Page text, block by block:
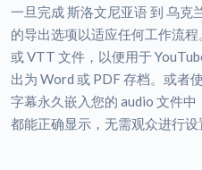
一旦完成 斯洛文尼亚语 到 乌克
的导出选项以适应任何工作流
或 VTT 文件，以便用于
出为 Word 或 PDF 存档。或者
字幕永久嵌入您的 audio 文件
都能正确显示，无需观众进行设